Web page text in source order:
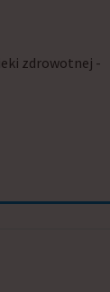
zdrowotnej -